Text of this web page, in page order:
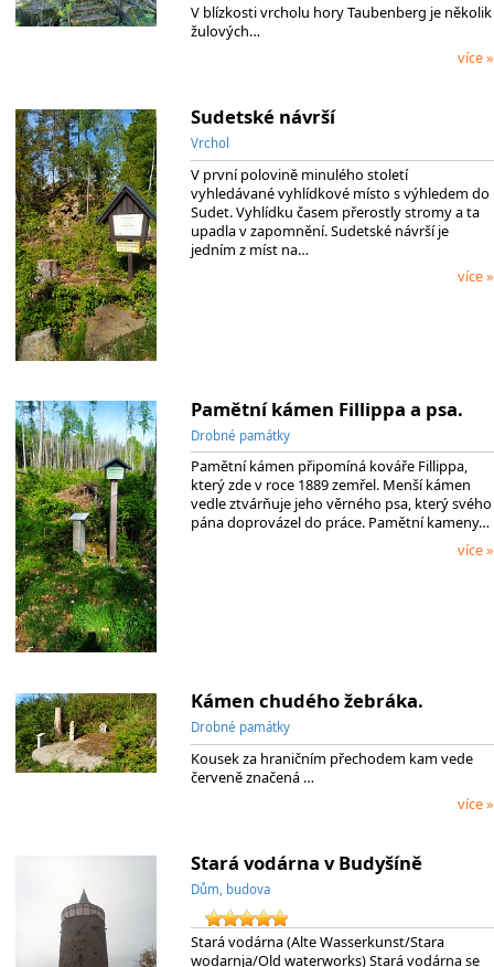
V blízkosti vrcholu hory Taubenberg je několik
žulových…
více »
Sudetské návrší
Vrchol
V první polovině minulého století
vyhledávané vyhlídkové místo s výhledem do
Sudet. Vyhlídku časem přerostly stromy a ta
upadla v zapomnění. Sudetské návrší je
jedním z míst na…
více »
Pamětní kámen Fillippa a psa.
Drobné památky
Pamětní kámen připomíná kováře Fillippa,
který zde v roce 1889 zemřel. Menší kámen
vedle ztvárňuje jeho věrného psa, který svého
pána doprovázel do práce. Pamětní kameny…
více »
Kámen chudého žebráka.
Drobné památky
Kousek za hraničním přechodem kam vede
červeně značená …
více »
Stará vodárna v Budyšíně
Dům, budova
Stará vodárna (Alte Wasserkunst/Stara
wodarnja/Old waterworks) Stará vodárna se